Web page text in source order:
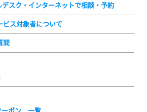
デスク・インターネットで相談・予約
ビス対象者について
問